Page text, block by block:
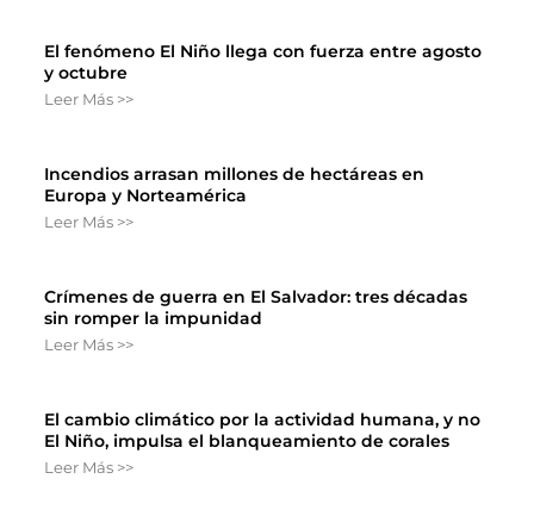
El fenómeno El Niño llega con fuerza entre agosto
y octubre
Leer Más >>
Incendios arrasan millones de hectáreas en
Europa y Norteamérica
Leer Más >>
Crímenes de guerra en El Salvador: tres décadas
sin romper la impunidad
Leer Más >>
El cambio climático por la actividad humana, y no
El Niño, impulsa el blanqueamiento de corales
Leer Más >>